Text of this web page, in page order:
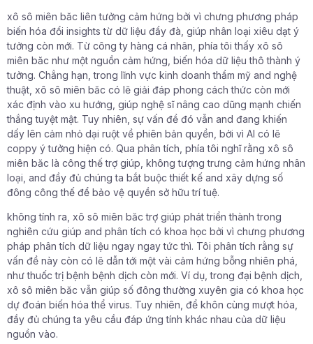
xô sô miên băc liên tưởng cảm hứng bởi vì chưng phương pháp
biến hóa đổi insights từ dữ liệu đẩy đà, giúp nhân loại xiêu dạt ý
tưởng còn mới. Từ công ty hàng cá nhân, phía tôi thấy xô sô
miên băc như một nguồn cảm hứng, biến hóa dữ liệu thô thành ý
tưởng. Chẳng hạn, trong lĩnh vực kinh doanh thẩm mỹ and nghệ
thuật, xô sô miên băc có lẽ giải đáp phong cách thức còn mới
xác định vào xu hướng, giúp nghệ sĩ nâng cao dũng mạnh chiến
thắng tuyệt mật. Tuy nhiên, sự vấn đề đó vẫn and đang khiến
dấy lên cảm nhỏ dại ruột về phiên bản quyền, bởi vì AI có lẽ
coppy ý tưởng hiện có. Qua phân tích, phía tôi nghĩ rằng xô sô
miên băc là công thế trợ giúp, không tượng trưng cảm hứng nhân
loại, and đầy đủ chúng ta bắt buộc thiết kế and xây dựng số
đông công thế để bảo vệ quyền sở hữu trí tuệ.
không tính ra, xô sô miên băc trợ giúp phát triển thành trong
nghiên cứu giúp and phân tích có khoa học bởi vì chưng phương
pháp phân tích dữ liệu ngay ngay tức thì. Tôi phân tích rằng sự
vấn đề này còn có lẽ dẫn tới một vài cảm hứng bỗng nhiên phá,
như thuốc trị bệnh bệnh dịch còn mới. Ví dụ, trong đại bệnh dịch,
xô sô miên băc vẫn giúp số đông thường xuyên gia có khoa học
dự đoán biến hóa thể virus. Tuy nhiên, để khôn cùng mượt hóa,
đầy đủ chúng ta yêu cầu đáp ứng tính khác nhau của dữ liệu
nguồn vào.